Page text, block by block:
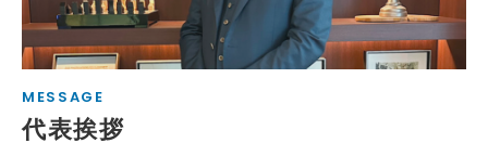
MESSAGE
代表挨拶